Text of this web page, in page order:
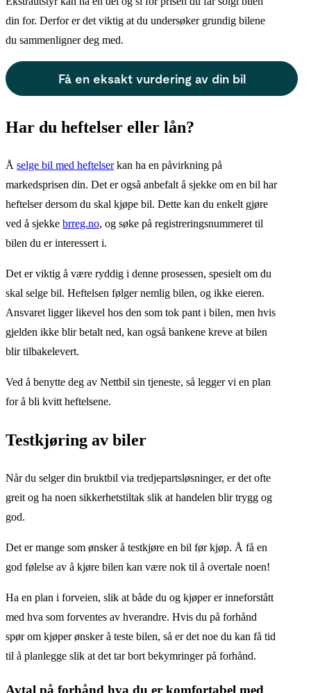
din for. Derfor er det viktig at du undersøker grundig bilene
du sammenligner deg med.
Få en eksakt vurdering av din bil
Har du heftelser eller lån?
Å selge bil med heftelserkan ha en påvirkning på
markedsprisen din. Det er også anbefalt å sjekke om en bil har
heftelser dersom du skal kjøpe bil. Dette kan du enkelt gjøre
ved å sjekke brreg.no, og søke på registreringsnummeret til
bilen du er interessert i.
Det er viktig å være ryddig i denne prosessen, spesielt om du
skal selge bil. Heftelsen følger nemlig bilen, og ikke eieren.
Ansvaret ligger likevel hos den som tok pant i bilen, men hvis
gjelden ikke blir betalt ned, kan også bankene kreve at bilen
blir tilbakelevert.
Ved å benytte deg av Nettbil sin tjeneste, så legger vi en plan
for å bli kvitt heftelsene.
Testkjøring av biler
Når du selger din bruktbil via tredjepartsløsninger, er det ofte
greit og ha noen sikkerhetstiltak slik at handelen blir trygg og
god.
Det er mange som ønsker å testkjøre en bil før kjøp. Å få en
god følelse av å kjøre bilen kan være nok til å overtale noen!
Ha en plan i forveien, slik at både du og kjøper er inneforstått
med hva som forventes av hverandre. Hvis du på forhånd
spør om kjøper ønsker å teste bilen, så er det noe du kan få tid
til å planlegge slik at det tar bort bekymringer på forhånd.
Avtal på forhånd hva du er komfortabel med